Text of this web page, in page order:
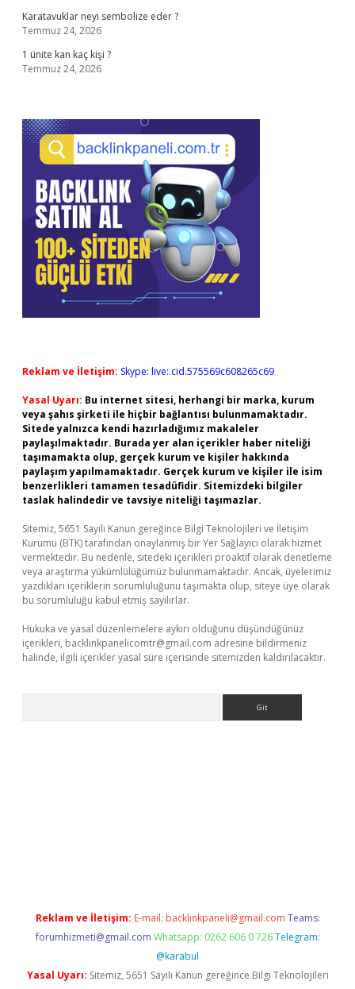
Karatavuklar neyi sembolize eder ?
Temmuz 24, 2026
1 ünite kan kaç kişi ?
Temmuz 24, 2026
Reklam ve İletişim: Skype: live:.cid.575569c608265c69
Yasal Uyarı: Bu internet sitesi, herhangi bir marka, kurum
veya şahıs şirketi ile hiçbir bağlantısı bulunmamaktadır.
Sitede yalnızca kendi hazırladığımız makaleler
paylaşılmaktadır. Burada yer alan içerikler haber niteliği
taşımamakta olup, gerçek kurum ve kişiler hakkında
paylaşım yapılmamaktadır. Gerçek kurum ve kişiler ile isim
benzerlikleri tamamen tesadüfidir. Sitemizdeki bilgiler
taslak halindedir ve tavsiye niteliği taşımazlar.
Sitemiz, 5651 Sayılı Kanun gereğince Bilgi Teknolojileri ve İletişim
Kurumu (BTK) tarafından onaylanmış bir Yer Sağlayıcı olarak hizmet
vermektedir. Bu nedenle, sitedeki içerikleri proaktif olarak denetleme
veya araştırma yükümlülüğümüz bulunmamaktadır. Ancak, üyelerimiz
yazdıkları içeriklerin sorumluluğunu taşımakta olup, siteye üye olarak
bu sorumluluğu kabul etmiş sayılırlar.
Hukuka ve yasal düzenlemelere aykırı olduğunu düşündüğünüz
içerikleri, backlinkpanelicomtr@gmail.com adresine bildirmeniz
halinde, ilgili içerikler yasal süre içerisinde sitemizden kaldırılacaktır.
Reklam ve İletişim: E-mail: backlinkpaneli@gmail.com Teams:
forumhizmeti@gmail.com Whatsapp: 0262 606 0 726 Telegram:
@karabul
Yasal Uyarı: Sitemiz, 5651 Sayılı Kanun gereğince Bilgi Teknolojileri